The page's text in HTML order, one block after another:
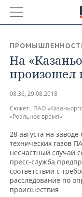
БАШКОРТОСТАН
ТАТАРСТАН
НОВОСТИ
АНАЛИТИКА
КОРОЛИ
ВУЗЫ
КОМУ
ФИНАНСЫ
БАНКИ
БЮДЖЕТ
НОВОСТИ
АГРОПРОМ
НЕДВИЖИМОСТЬ
НОВОСТИ
АВТО
НОВОСТИ АВТО
БИЗНЕС
На
произошел
08:36, 29.08.2018
Сюжет: ПАО
«Реальное время»
28 августа на
технических газов
несчастный случай
пресс-служба
соответствии с
расследование по
происшествия.